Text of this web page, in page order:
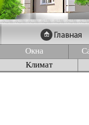
Окна
Климат